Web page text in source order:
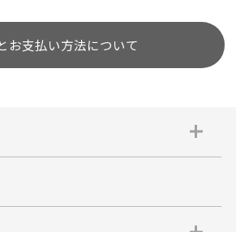
お支払い方法について